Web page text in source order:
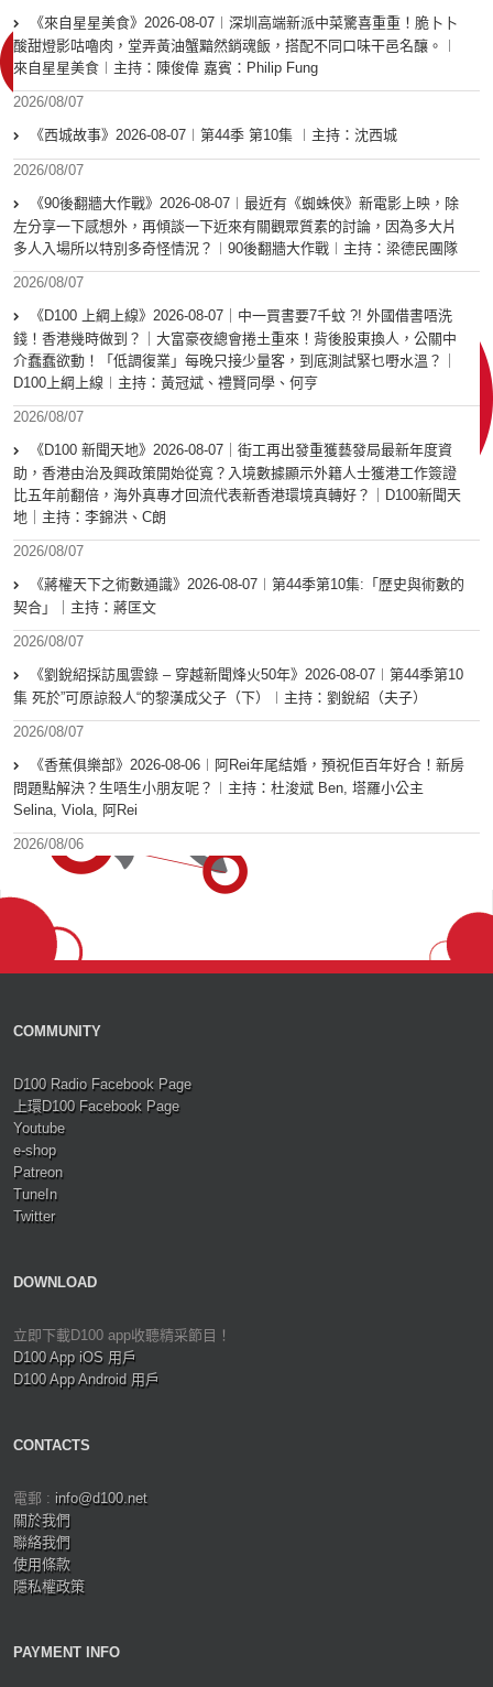
《來自星星美食》2026-08-07︱深圳高端新派中菜驚喜重重！脆卜卜
酸甜燈影咕嚕肉，堂弄黃油蟹黯然銷魂飯，搭配不同口味干邑名釀。︱
來自星星美食︱主持：陳俊偉 嘉賓：Philip Fung
2026/08/07
《西城故事》2026-08-07︱第44季 第10集 ︱主持：沈西城
2026/08/07
《90後翻牆大作戰》2026-08-07︱最近有《蜘蛛俠》新電影上映，除
左分享一下感想外，再傾談一下近來有關觀眾質素的討論，因為多大片
多人入場所以特別多奇怪情況？︱90後翻牆大作戰︱主持：梁德民團隊
2026/08/07
《D100 上綱上線》2026-08-07｜中一買書要7千蚊 ?! 外國借書唔洗
錢！香港幾時做到？｜大富豪夜總會捲土重來！背後股東換人，公關中
介蠢蠢欲動！「低調復業」每晚只接少量客，到底測試緊乜嘢水溫？｜
D100上綱上線︱主持：黃冠斌、禮賢同學、何亨
2026/08/07
《D100 新聞天地》2026-08-07｜街工再出發重獲藝發局最新年度資
助，香港由治及興政策開始從寬？入境數據顯示外籍人士獲港工作簽證
比五年前翻倍，海外真專才回流代表新香港環境真轉好？｜D100新聞天
地｜主持：李錦洪、C朗
2026/08/07
《蔣權天下之術數通識》2026-08-07︱第44季第10集:「歴史與術數的
契合」｜主持：蔣匡文
2026/08/07
《劉銳紹採訪風雲錄 – 穿越新聞烽火50年》2026-08-07︱第44季第10
集 死於”可原諒殺人“的黎漢成父子（下）︱主持：劉銳紹（夫子）
2026/08/07
《香蕉俱樂部》2026-08-06︱阿Rei年尾結婚，預祝佢百年好合！新房
問題點解決？生唔生小朋友呢？︱主持：杜浚斌 Ben, 塔羅小公主
Selina, Viola, 阿Rei
2026/08/06
COMMUNITY
D100 Radio Facebook Page
上環D100 Facebook Page
Youtube
e-shop
Patreon
TuneIn
Twitter
DOWNLOAD
立即下載D100 app收聽精采節目！
D100 App iOS 用戶
D100 App Android 用戶
CONTACTS
電郵 : info@d100.net
關於我們
聯絡我們
使用條款
隱私權政策
PAYMENT INFO